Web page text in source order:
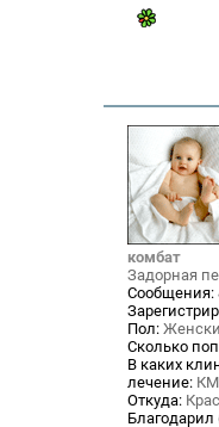
комбат
Задорная
Сообщения:
Пол:
Сколько
В каких
лечение:
Откуда:
Благодарил